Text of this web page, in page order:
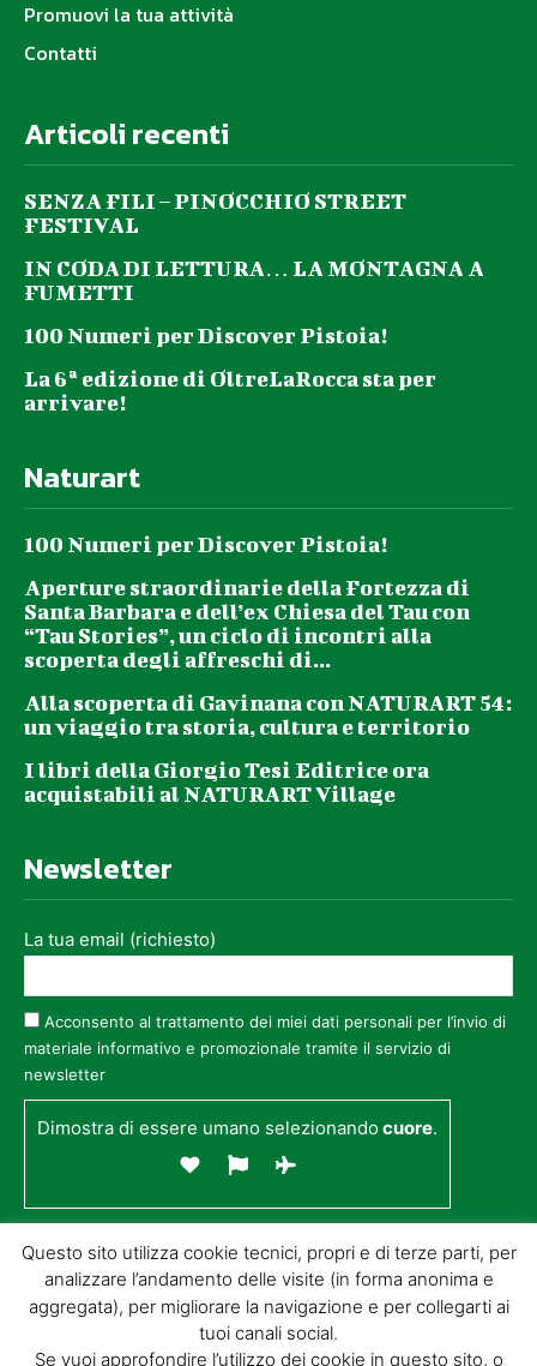
Promuovi la tua attività
Contatti
Articoli recenti
SENZA FILI – PINOCCHIO STREET
FESTIVAL
IN CODA DI LETTURA… LA MONTAGNA A
FUMETTI
100 Numeri per Discover Pistoia!
La 6ª edizione di OltreLaRocca sta per
arrivare!
Naturart
100 Numeri per Discover Pistoia!
Aperture straordinarie della Fortezza di
Santa Barbara e dell’ex Chiesa del Tau con
“Tau Stories”, un ciclo di incontri alla
scoperta degli affreschi di...
Alla scoperta di Gavinana con NATURART 54:
un viaggio tra storia, cultura e territorio
I libri della Giorgio Tesi Editrice ora
acquistabili al NATURART Village
Newsletter
La tua email (richiesto)
Acconsento al trattamento dei miei dati personali per l’invio di
materiale informativo e promozionale tramite il servizio di
newsletter
Dimostra di essere umano selezionandocuore.
Questo sito utilizza cookie tecnici, propri e di terze parti, per
analizzare l’andamento delle visite (in forma anonima e
aggregata), per migliorare la navigazione e per collegarti ai
tuoi canali social.
Se vuoi approfondire l’utilizzo dei cookie in questo sito, o